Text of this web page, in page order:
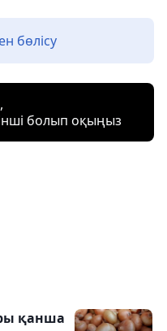
бөлісу
болып оқыңыз
қанша